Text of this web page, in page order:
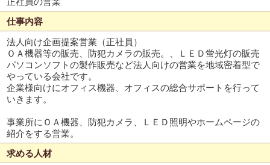
仕事内容
法人向け企画提案営業（正社員）
ＯＡ機器等の販売、防犯カメラの販売。、ＬＥＤ蛍光灯の販売
パソコンソフトの製作販売など法人向けの営業を地域密着型で
やっている会社です。
企業様向けにオフィス機器、オフィスの総合サポートを行って
いきます。
事業所にＯＡ機器、防犯カメラ、ＬＥＤ照明やホームページの
紹介をする営業。
求める人材